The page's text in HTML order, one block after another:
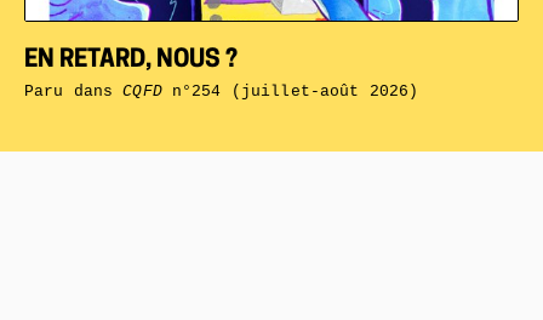
EN RETARD, NOUS ?
Paru dansCQFDn°254 (juillet-août 2026)